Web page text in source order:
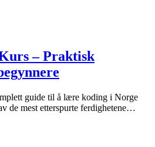
– Praktisk
guide til å lære koding i Norge
de mest etterspurte ferdighetene…